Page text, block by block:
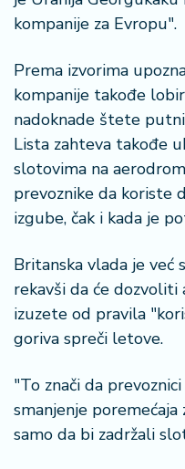
kompanije za Evropu".
Prema izvorima
kompanije takođe
nadoknade štete
Lista zahteva takođe
slotovima na
prevoznike da koriste
izgube, čak i kada je
Britanska vlada je već
rekavši da će dozvoliti
izuzete od pravila
goriva spreči letove.
"To znači da
smanjenje
samo da bi zadržali